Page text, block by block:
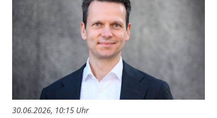
30.06.2026, 10:15 Uhr